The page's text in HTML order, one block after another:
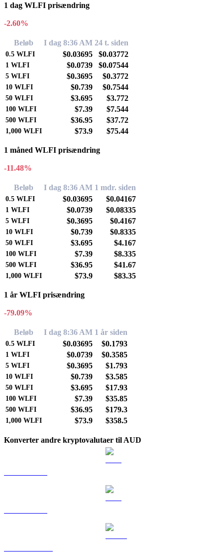
1 dag WLFI prisændring
-2.60%
Beløb I dag 8:36 AM 24 t. siden
0.5 WLFI $0.03695 $0.03772
1 WLFI $0.0739 $0.07544
5 WLFI $0.3695 $0.3772
10 WLFI $0.739 $0.7544
50 WLFI $3.695 $3.772
100 WLFI $7.39 $7.544
500 WLFI $36.95 $37.72
1,000 WLFI $73.9 $75.44
1 måned WLFI prisændring
-11.48%
Beløb I dag 8:36 AM 1 mdr. siden
0.5 WLFI $0.03695 $0.04167
1 WLFI $0.0739 $0.08335
5 WLFI $0.3695 $0.4167
10 WLFI $0.739 $0.8335
50 WLFI $3.695 $4.167
100 WLFI $7.39 $8.335
500 WLFI $36.95 $41.67
1,000 WLFI $73.9 $83.35
1 år WLFI prisændring
-79.09%
Beløb I dag 8:36 AM 1 år siden
0.5 WLFI $0.03695 $0.1793
1 WLFI $0.0739 $0.3585
5 WLFI $0.3695 $1.793
10 WLFI $0.739 $3.585
50 WLFI $3.695 $17.93
100 WLFI $7.39 $35.85
500 WLFI $36.95 $179.3
1,000 WLFI $73.9 $358.5
Konverter andre kryptovalutaer til AUD